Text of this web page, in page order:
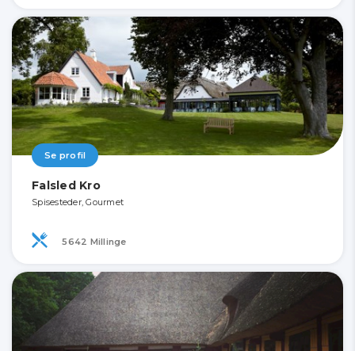
Se profil
Falsled Kro
Spisesteder, Gourmet
5642 Millinge